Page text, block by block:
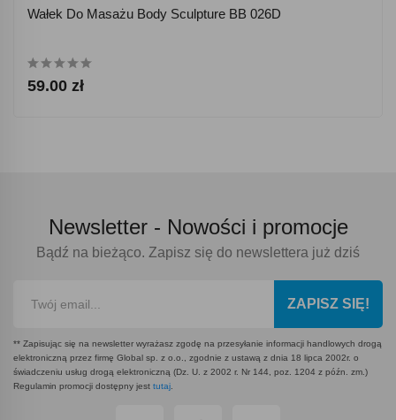
Wałek Do Masażu Body Sculpture BB 026D
59.00 zł
Newsletter - Nowości i promocje
Bądź na bieżąco. Zapisz się do newslettera już dziś
ZAPISZ SIĘ!
** Zapisując się na newsletter wyrażasz zgodę na przesyłanie informacji handlowych drogą
elektroniczną przez firmę Global sp. z o.o., zgodnie z ustawą z dnia 18 lipca 2002r. o
świadczeniu usług drogą elektroniczną (Dz. U. z 2002 r. Nr 144, poz. 1204 z późn. zm.)
Regulamin promocji dostępny jest tutaj.